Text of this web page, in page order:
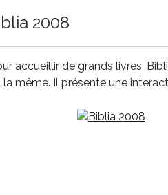
2008
accueillir de grands livres,
même. Il présente une